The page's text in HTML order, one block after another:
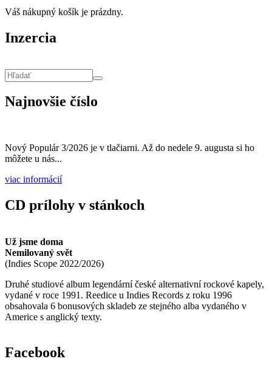
Váš nákupný košík je prázdny.
Inzercia
Najnovšie číslo
Nový Populár 3/2026 je v tlačiarni. Až do nedele 9. augusta si ho
môžete u nás...
viac informácií
CD prílohy v stánkoch
Už jsme doma
Nemilovaný svět
(Indies Scope 2022/2026)
Druhé studiové album legendární české alternativní rockové kapely,
vydané v roce 1991. Reedice u Indies Records z roku 1996
obsahovala 6 bonusových skladeb ze stejného alba vydaného v
Americe s anglický texty.
Facebook